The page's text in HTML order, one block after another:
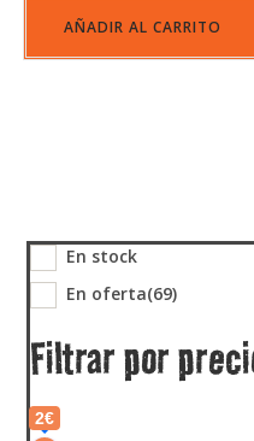
AÑADIR AL CARRITO
En stock
En oferta(69)
Filtrar por
2€